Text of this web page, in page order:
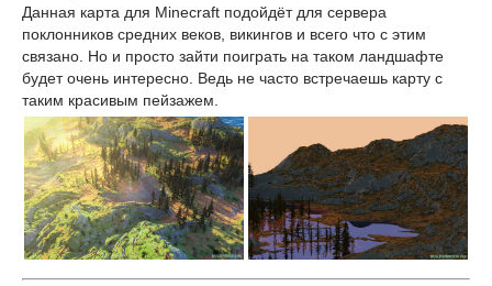
Данная карта для Minecraft подойдёт для сервера
поклонников средних веков, викингов и всего что с этим
связано. Но и просто зайти поиграть на таком ландшафте
будет очень интересно. Ведь не часто встречаешь карту с
таким красивым пейзажем.